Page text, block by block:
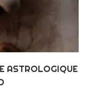
ASTROLOGIQUE